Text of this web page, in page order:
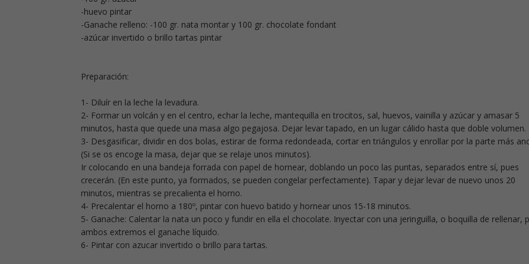
-huevo pintar
-Ganache relleno: -100 gr. nata montar y 100 gr. chocolate fondant
-azúcar invertido o brillo tartas pintar
Preparación:
1- Diluír en la leche la levadura.
2- Formar un volcán y en el centro, echar la leche, mantequilla en trocitos, sal, huevos, vainilla y azúcar y amasar 5
minutos, hasta que quede una masa algo pegajosa. Dejar levar tapado, en un lugar cálido hasta que doble volumen.
3- Desgasificar, dividir en dos bolas, estirar de forma redondeada, cortar en triángulos y enrollar por la parte más
(Si se os encoge la masa, dejar que se relaje unos minutos).
Ir colocando en una bandeja forrada con papel de hornear, doblando un poco las puntas, separados entre sí, pues
crecerán. (En este punto, ya formados, se pueden congelar perfectamente). Tapar y dejar levar de nuevo unos 20
minutos, mientras se precalienta el horno.
4- Precalentar el horno a 180º, pintar con huevo batido y hornear unos 15-18 minutos.
5- Ganache: Calentar la nata un poco y fundir en ella el chocolate. Inyectar con una jeringuilla, o boquilla de rellenar,
ambos extremos el ganache líquido.
6- Pintar con azucar invertido o brillo para tartas.